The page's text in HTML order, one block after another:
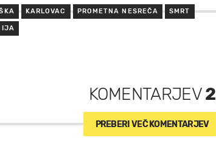
KARLOVAC PROMETNA NESREČA SMRT
KOMENTARJEV2
PREBERI VEČ KOMENTARJEV